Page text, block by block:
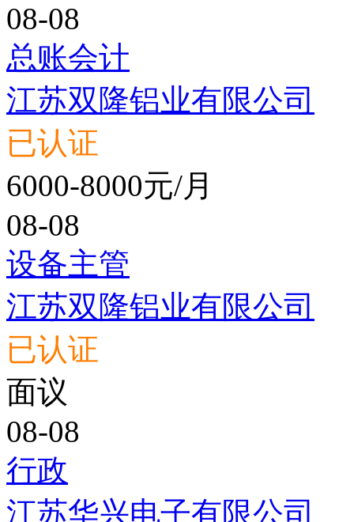
08-08
总账会计
江苏双隆铝业有限公司
已认证
6000-8000元/月
08-08
设备主管
江苏双隆铝业有限公司
已认证
面议
08-08
行政
江苏华兴电子有限公司